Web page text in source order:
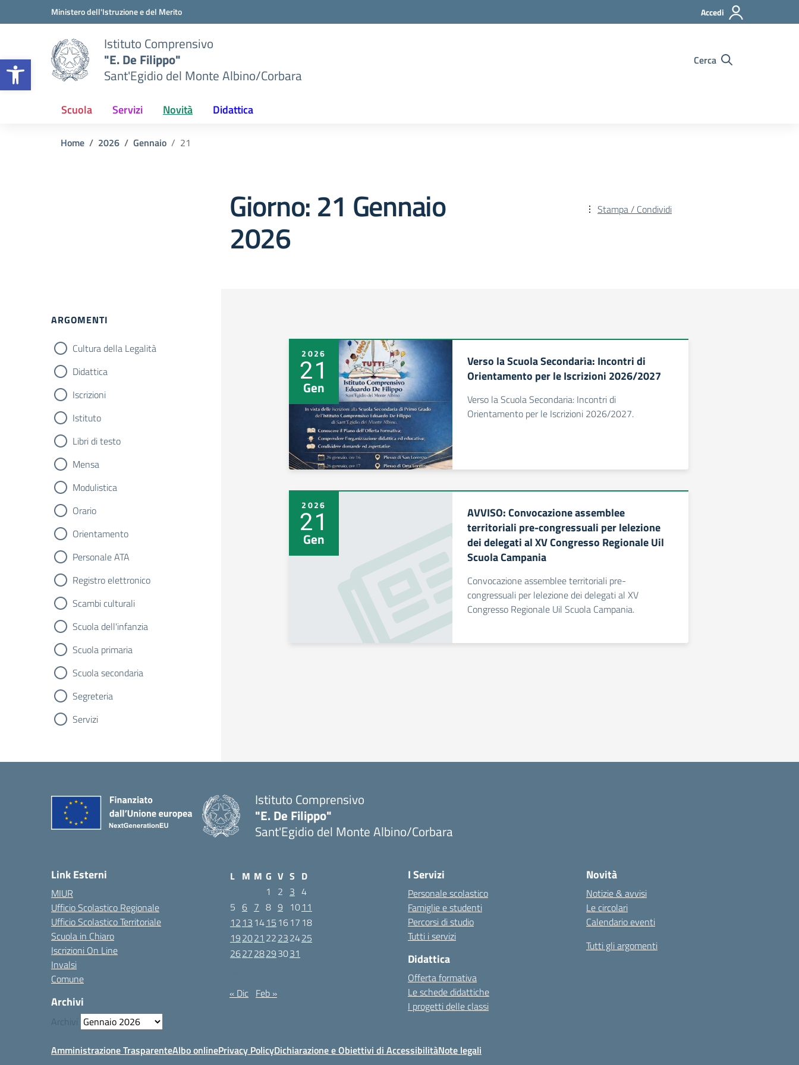
Apri la barra degli strumenti
Vai ai contenuti
Vai al menu di navigazioneMinistero dell'Istruzione e del Merito Accedi
Istituto Comprensivo
"E. De Filippo"
Sant'Egidio del Monte Albino/Corbara
Cerca
Scuola Servizi Novità Didattica
Home 2026 Gennaio 21
Giorno:21 Gennaio
2026
Stampa / Condividi
ARGOMENTI
Cultura della Legalità
Didattica
Iscrizioni
Istituto
Libri di testo
Mensa
Modulistica
Orario
Orientamento
Personale ATA
Registro elettronico
Scambi culturali
Scuola dell'infanzia
Scuola primaria
Scuola secondaria
Segreteria
Servizi
2026
21
Gen
Verso la Scuola Secondaria: Incontri di
Orientamento per le Iscrizioni 2026/2027
Verso la Scuola Secondaria: Incontri di
Orientamento per le Iscrizioni 2026/2027.
2026
21
Gen
AVVISO: Convocazione assemblee
territoriali pre-congressuali per lelezione
dei delegati al XV Congresso Regionale Uil
Scuola Campania
Convocazione assemblee territoriali pre-
congressuali per lelezione dei delegati al XV
Congresso Regionale Uil Scuola Campania.
Istituto Comprensivo
"E. De Filippo"
Sant'Egidio del Monte Albino/Corbara
Link Esterni
MIUR
Ufficio Scolastico Regionale
Ufficio Scolastico Territoriale
Scuola in Chiaro
Iscrizioni On Line
Invalsi
Comune
Archivi
Archivi
L M M G V S D
1
2 3 4
5 6 7 8 9 1011
12 13 1415 1617 18
192021 22232425
262728293031
« Dic Feb »
I Servizi
Personale scolastico
Famiglie e studenti
Percorsi di studio
Tutti i servizi
Didattica
Offerta formativa
Le schede didattiche
I progetti delle classi
Novità
Notizie & avvisi
Le circolari
Calendario eventi
Tutti gli argomenti
Amministrazione TrasparenteAlbo onlinePrivacy PolicyDichiarazione e Obiettivi di AccessibilitàNote legali